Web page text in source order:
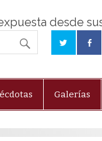
desde
Galerías